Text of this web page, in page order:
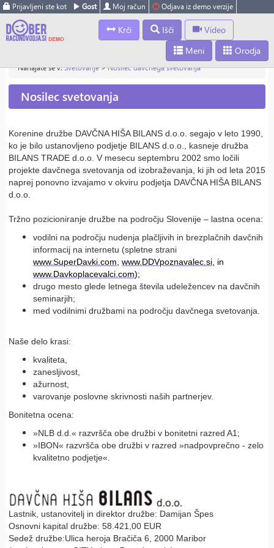
Prijavljeni ste kot Gost Moj račun Odjava iz demo verzije
Krči Išči
Video
Orodja
Meni
Nahajate se v:Svetovanje>Nosilec davčnega svetovanja
Nosilec svetovanja
Korenine družbe DAVČNA HIŠA BILANS d.o.o. segajo v leto 1990,
ko je bilo ustanovljeno podjetje BILANS d.o.o., kasneje družba
BILANS TRADE d.o.o. V mesecu septembru 2002 smo ločili
projekte davčnega svetovanja od izobraževanja, ki jih od leta 2015
naprej ponovno izvajamo v okviru podjetja DAVČNA HIŠA BILANS
d.o.o.
Tržno pozicioniranje družbe na področju Slovenije – lastna ocena:
vodilni na področju nudenja plačljivih in brezplačnih davčnih
informacij na internetu (spletne strani
www.SuperDavki.com www.DDVpoznavalec.si in
www.Davkoplacevalci.com);
drugo mesto glede letnega števila udeležencev na davčnih
seminarjih;
med vodilnimi družbami na področju davčnega svetovanja.
Naše delo krasi:
kvaliteta,
zanesljivost,
ažurnost,
varovanje poslovne skrivnosti naših partnerjev.
Bonitetna ocena:
»NLB d.d.« razvršča obe družbi v bonitetni razred A1;
»IBON« razvršča obe družbi v razred »nadpovprečno - zelo
kvalitetno podjetje«.
Lastnik, ustanovitelj in direktor družbe: Damijan Špes
Osnovni kapital družbe: 58.421,00 EUR
Sedež družbe:Ulica heroja Bračiča 6, 2000 Maribor